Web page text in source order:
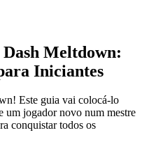
Meltdown:
Iniciantes
Este guia vai colocá-lo
um jogador novo num mestre
conquistar todos os